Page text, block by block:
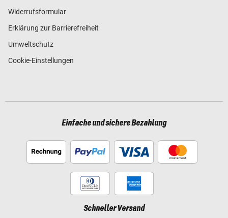
Widerrufsformular
Erklärung zur Barrierefreiheit
Umweltschutz
Cookie-Einstellungen
Einfache und sichere Bezahlung
Schneller Versand